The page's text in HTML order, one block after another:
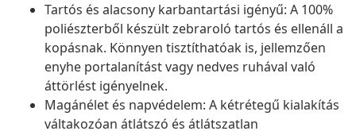
Tartós és alacsony karbantartási igényű: A 100%
poliészterből készült zebraroló tartós és ellenáll a
kopásnak. Könnyen tisztíthatóak is, jellemzően
enyhe portalanítást vagy nedves ruhával való
áttörlést igényelnek.
Magánélet és napvédelem: A kétrétegű kialakítás
váltakozóan átlátszó és átlátszatlan